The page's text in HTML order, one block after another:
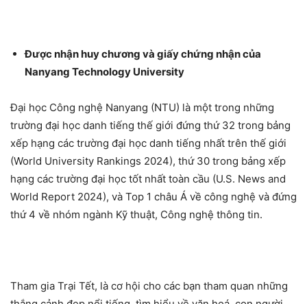
Được nhận huy chương và giấy chứng nhận của
Nanyang Technology University
Đại học Công nghệ Nanyang (NTU) là một trong những
trường đại học danh tiếng thế giới đứng thứ 32 trong bảng
xếp hạng các trường đại học danh tiếng nhất trên thế giới
(World University Rankings 2024), thứ 30 trong bảng xếp
hạng các trường đại học tốt nhất toàn cầu (U.S. News and
World Report 2024), và Top 1 châu Á về công nghệ và đứng
thứ 4 về nhóm ngành Kỹ thuật, Công nghệ thông tin.
Tham gia Trại Tết, là cơ hội cho các bạn tham quan những